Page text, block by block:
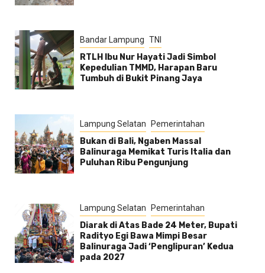
Bandar Lampung TNI
RTLH Ibu Nur Hayati Jadi Simbol
Kepedulian TMMD, Harapan Baru
Tumbuh di Bukit Pinang Jaya
Lampung Selatan Pemerintahan
Bukan di Bali, Ngaben Massal
Balinuraga Memikat Turis Italia dan
Puluhan Ribu Pengunjung
Lampung Selatan Pemerintahan
Diarak di Atas Bade 24 Meter, Bupati
Radityo Egi Bawa Mimpi Besar
Balinuraga Jadi ‘Penglipuran’ Kedua
pada 2027